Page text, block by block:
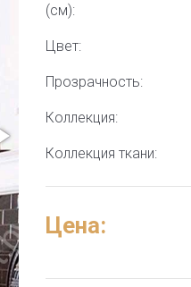
(см):
Цвет:
Прозрачность:
Коллекция:
Коллекция ткани:
Цена: